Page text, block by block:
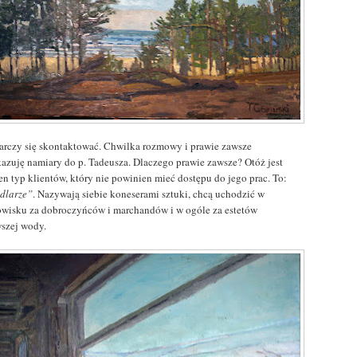
się skontaktować. Chwilka rozmowy i prawie zawsze
namiary do p. Tadeusza. Dlaczego prawie zawsze? Otóż jest
typ klientów, który nie powinien mieć dostępu do jego prac. To:
. Nazywają siebie koneserami sztuki, chcą uchodzić w
za dobroczyńców i marchandów i w ogóle za estetów
wody.